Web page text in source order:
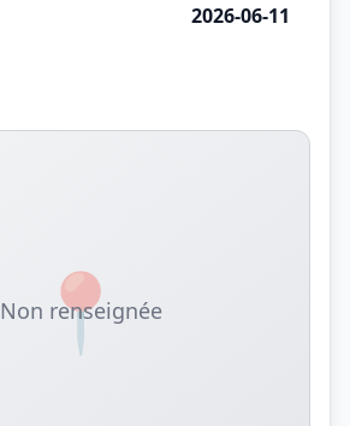
2026-06-11
📍
Non renseignée